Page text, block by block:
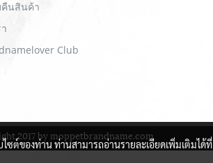
คืนสินค้า
Club
2017 by moppetbrandname.com
ซต์ของท่าน ท่านสามารถอ่านรายละเอียดเพิ่มเติมได้ที่